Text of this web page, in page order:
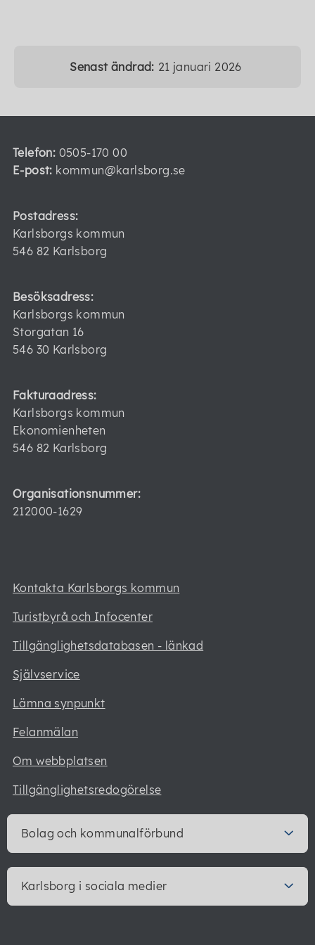
Senast ändrad: 21 januari 2026
Telefon: 0505-170 00
E-post: kommun@karlsborg.se
Postadress:
Karlsborgs kommun
546 82 Karlsborg
Besöksadress:
Karlsborgs kommun
Storgatan 16
546 30 Karlsborg
Fakturaadress:
Karlsborgs kommun
Ekonomienheten
546 82 Karlsborg
Organisationsnummer:
212000-1629
Kontakta Karlsborgs kommun
Turistbyrå och Infocenter
Tillgänglighetsdatabasen - länkad
Självservice
Lämna synpunkt
Felanmälan
Om webbplatsen
Tillgänglighetsredogörelse
Bolag och kommunalförbund
Karlsborg i sociala medier